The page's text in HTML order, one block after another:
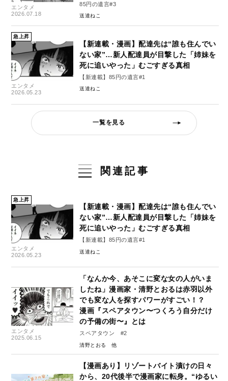
エンタメ
2026.07.18
85円の遺言#3
送達ねこ
急上昇
エンタメ
2026.05.23
【新連載・漫画】配達先は“誰も住んでい
ない家”…新人配達員が目撃した「姉妹を
死に追いやった」むごすぎる真相
【新連載】85円の遺言#1
送達ねこ
一覧を見る
関連記事
急上昇
エンタメ
2026.05.23
【新連載・漫画】配達先は“誰も住んでい
ない家”…新人配達員が目撃した「姉妹を
死に追いやった」むごすぎる真相
【新連載】85円の遺言#1
送達ねこ
エンタメ
2025.06.15
「なんか今、あそこに変な女の人がいま
したね」漫画家・清野とおるは赤羽以外
でも変な人を探すパワーがすごい！？
漫画『スペアタウン〜つくろう自分だけ
の予備の街〜』とは
スペアタウン #2
清野とおる
【漫画あり】リゾートバイト漬けの日々
から、20代後半で漫画家に転身。“ゆるい